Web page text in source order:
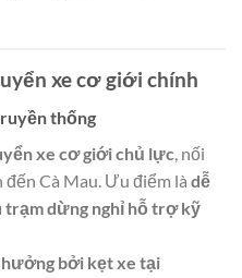
xe cơ giới chính
thống
xe cơ giới chủ lực, nối
Cà Mau. Ưu điểm là dễ
trạm dừng nghỉ hỗ trợ kỹ
hưởng bởi kẹt xe tại